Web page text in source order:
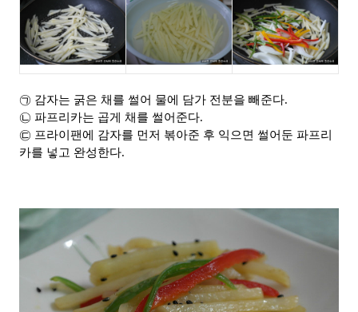
㉠ 감자는 굵은 채를 썰어 물에 담가 전분을 빼준다.
㉡ 파프리카는 곱게 채를 썰어준다.
㉢ 프라이팬에 감자를 먼저 볶아준 후 익으면 썰어둔 파프리
카를 넣고 완성한다.